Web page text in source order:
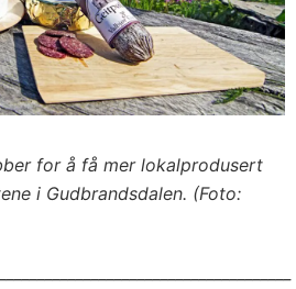
for å få mer lokalprodusert
i Gudbrandsdalen. (Foto: